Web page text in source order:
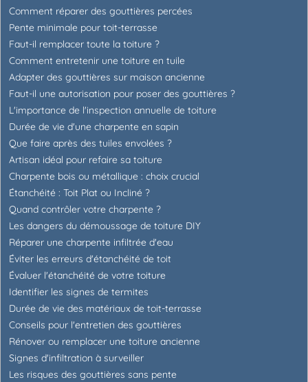
Comment réparer des gouttières percées
Pente minimale pour toit-terrasse
Faut-il remplacer toute la toiture ?
Comment entretenir une toiture en tuile
Adapter des gouttières sur maison ancienne
Faut-il une autorisation pour poser des gouttières ?
L'importance de l'inspection annuelle de toiture
Durée de vie d'une charpente en sapin
Que faire après des tuiles envolées ?
Artisan idéal pour refaire sa toiture
Charpente bois ou métallique : choix crucial
Étanchéité : Toit Plat ou Incliné ?
Quand contrôler votre charpente ?
Les dangers du démoussage de toiture DIY
Réparer une charpente infiltrée d'eau
Éviter les erreurs d'étanchéité de toit
Évaluer l'étanchéité de votre toiture
Identifier les signes de termites
Durée de vie des matériaux de toit-terrasse
Conseils pour l'entretien des gouttières
Rénover ou remplacer une toiture ancienne
Signes d'infiltration à surveiller
Les risques des gouttières sans pente